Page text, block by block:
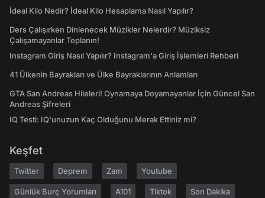
İdeal Kilo Nedir? İdeal Kilo Hesaplama Nasıl Yapılır?
Ders Çalışırken Dinlenecek Müzikler Nelerdir? Müziksiz
Çalışamayanlar Toplanın!
Instagram Giriş Nasıl Yapılır? Instagram'a Giriş İşlemleri Rehberi
41 Ülkenin Bayrakları ve Ülke Bayraklarının Anlamları
GTA San Andreas Hileleri! Oynamaya Doyamayanlar İçin Güncel San
Andreas Şifreleri
IQ Testi: IQ'unuzun Kaç Olduğunu Merak Ettiniz mi?
Keşfet
Twitter Deprem Zam Youtube
Günlük Burç Yorumları A101 Tiktok Son Dakika